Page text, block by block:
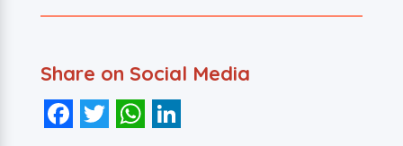
Share on Social Media
F
T
W